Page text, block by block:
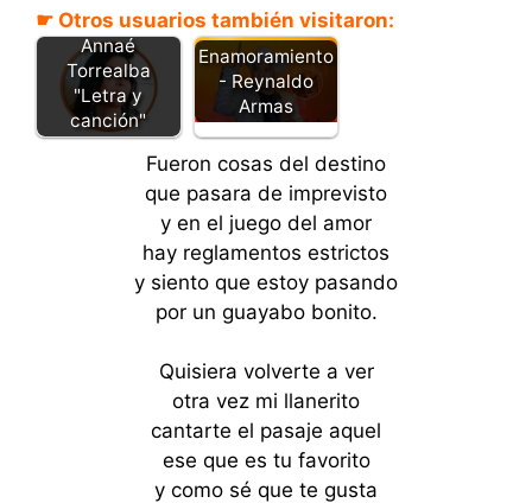
☛ Otros usuarios también visitaron:
Pajarito -
Annaé
Torrealba
"Letra y
canción"
Enamoramiento
- Reynaldo
Armas
Fueron cosas del destino
que pasara de imprevisto
y en el juego del amor
hay reglamentos estrictos
y siento que estoy pasando
por un guayabo bonito.
Quisiera volverte a ver
otra vez mi llanerito
cantarte el pasaje aquel
ese que es tu favorito
y como sé que te gusta